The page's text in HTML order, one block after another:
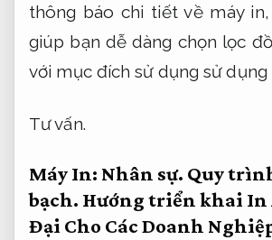
thông báo chi tiết về máy in,
giúp bạn dễ dàng chọn lọc
với mục đích sử dụng sử dụng
Tư vấn.
Máy In: Nhân sự. Quy
bạch. Hướng triển khai In
Đại Cho Các Doanh